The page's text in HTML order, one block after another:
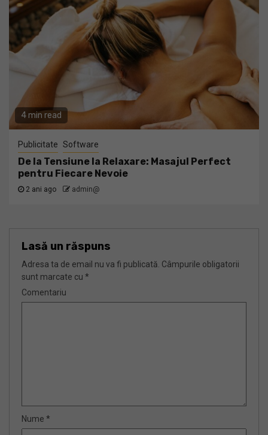
4 min read
Publicitate Software
De la Tensiune la Relaxare: Masajul Perfect
pentru Fiecare Nevoie
2 ani ago admin@
Lasă un răspuns
Adresa ta de email nu va fi publicată. Câmpurile obligatorii
sunt marcate cu *
Comentariu
Nume *